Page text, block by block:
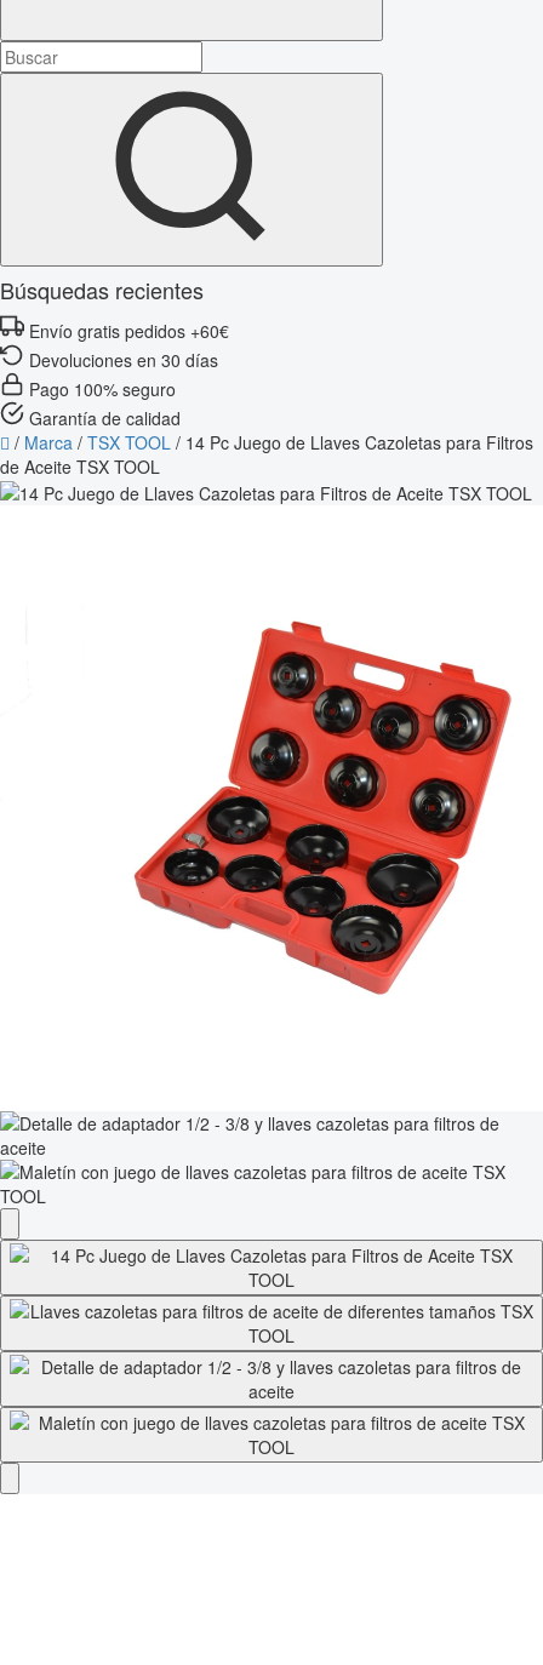
Búsquedas recientes
Envío gratis pedidos +60€
Devoluciones en 30 días
Pago 100% seguro
Garantía de calidad
/ Marca / TSX TOOL / 14 Pc Juego de Llaves Cazoletas para Filtros
de Aceite TSX TOOL